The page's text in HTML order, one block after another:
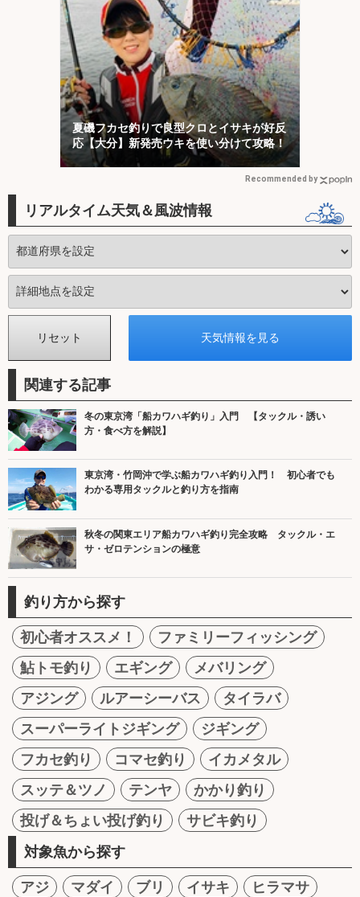
夏磯フカセ釣りで良型クロとイサキが好反
応【大分】新発売ウキを使い分けて攻略！
Recommended by
リアルタイム天気＆風波情報
関連する記事
冬の東京湾「船カワハギ釣り」入門 【タックル・誘い
方・食べ方を解説】
東京湾・竹岡沖で学ぶ船カワハギ釣り入門！ 初心者でも
わかる専用タックルと釣り方を指南
秋冬の関東エリア船カワハギ釣り完全攻略 タックル・エ
サ・ゼロテンションの極意
釣り方から探す
初心者オススメ！
ファミリーフィッシング
鮎トモ釣り
エギング
メバリング
アジング
ルアーシーバス
タイラバ
スーパーライトジギング
ジギング
フカセ釣り
コマセ釣り
イカメタル
スッテ＆ツノ
テンヤ
かかり釣り
投げ＆ちょい投げ釣り
サビキ釣り
対象魚から探す
アジ マダイ ブリ イサキ
ヒラマサ